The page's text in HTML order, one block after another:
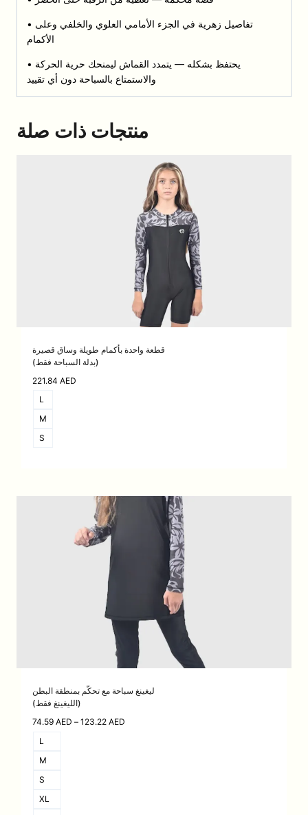
• تفاصيل زهرية في الجزء الأمامي العلوي والخلفي وعلى
الأكمام
• يحتفظ بشكله — يتمدد القماش ليمنحك حرية الحركة
والاستمتاع بالسباحة دون أي تقييد
منتجات ذات صلة
قطعة واحدة بأكمام طويلة وساق قصيرة
(بدلة السباحة فقط)
221.84 AED
L
M
S
ليغينغ سباحة مع تحكّم بمنطقة البطن
(الليغينغ فقط)
74.59 AED – 123.22 AED
L
M
S
XL